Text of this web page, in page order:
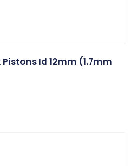
Id 12mm (1.7mm